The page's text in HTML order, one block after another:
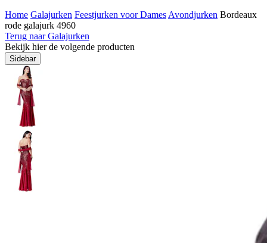
Home Galajurken Feestjurken voor Dames Avondjurken Bordeaux
rode galajurk 4960
Terug naar Galajurken
Bekijk hier de volgende producten
Sidebar